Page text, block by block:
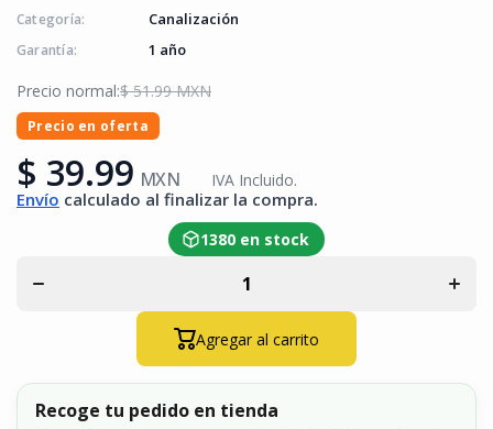
Categoría: Canalización
Garantía: 1 año
Precio normal:$ 51.99 MXN
Precio en oferta
$ 39.99 MXN IVA Incluido.
Envío calculado al finalizar la compra.
Disminuir
cantidad
para
Unión
Mate
1380 en stock
Agregar al carrito
Recoge tu pedido en tienda